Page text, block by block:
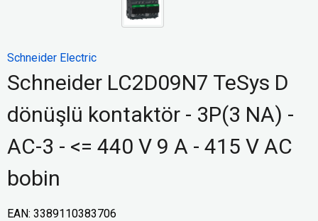
Schneider Electric
Schneider LC2D09N7 TeSys D
dönüşlü kontaktör - 3P(3 NA) -
AC-3 - <= 440 V 9 A - 415 V AC
bobin
EAN: 3389110383706